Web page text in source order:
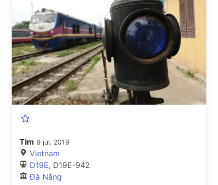
Tim 9 jul. 2019
Vietnam
D19E, D19E-942
Đà Nẵng